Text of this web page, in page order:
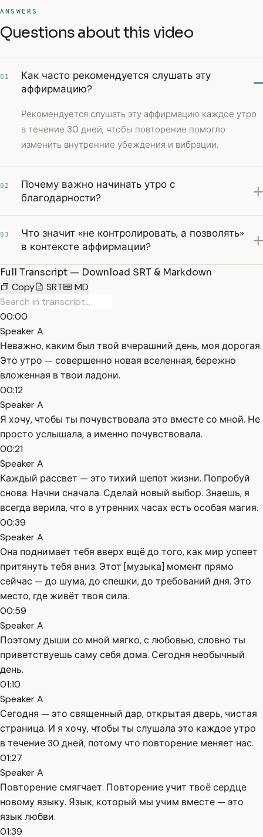
ANSWERS
Questions about this video
01
Как часто рекомендуется слушать эту
аффирмацию?
Рекомендуется слушать эту аффирмацию каждое утро
в течение 30 дней, чтобы повторение помогло
изменить внутренние убеждения и вибрации.
02
Почему важно начинать утро с
благодарности?
03
Что значит «не контролировать, а позволять»
в контексте аффирмации?
Full Transcript — Download SRT & Markdown
Copy
SRT MD
00:00
Speaker A
Неважно, каким был твой вчерашний день, моя дорогая.
Это утро — совершенно новая вселенная, бережно
вложенная в твои ладони.
00:12
Speaker A
Я хочу, чтобы ты почувствовала это вместе со мной. Не
просто услышала, а именно почувствовала.
00:21
Speaker A
Каждый рассвет — это тихий шепот жизни. Попробуй
снова. Начни сначала. Сделай новый выбор. Знаешь, я
всегда верила, что в утренних часах есть особая магия.
00:39
Speaker A
Она поднимает тебя вверх ещё до того, как мир успеет
притянуть тебя вниз. Этот [музыка] момент прямо
сейчас — до шума, до спешки, до требований дня. Это
место, где живёт твоя сила.
00:59
Speaker A
Поэтому дыши со мной мягко, с любовью, словно ты
приветствуешь саму себя дома. Сегодня необычный
день.
01:10
Speaker A
Сегодня — это священный дар, открытая дверь, чистая
страница. И я хочу, чтобы ты слушала это каждое утро
в течение 30 дней, потому что повторение меняет нас.
01:27
Speaker A
Повторение смягчает. Повторение учит твоё сердце
новому языку. Язык, который мы учим вместе — это
язык любви.
01:39